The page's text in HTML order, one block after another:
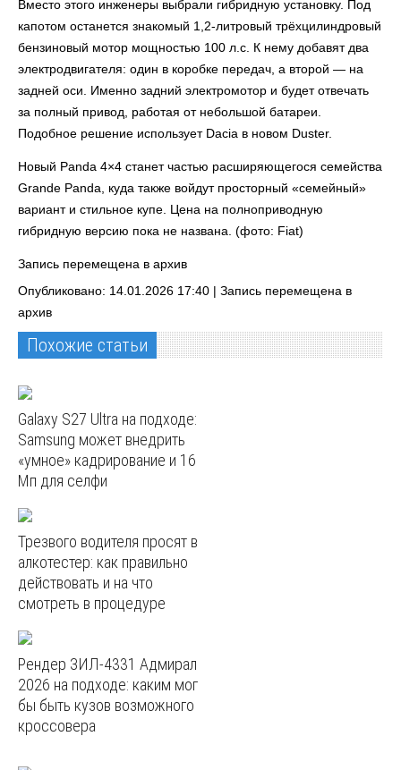
Вместо этого инженеры выбрали гибридную установку. Под
капотом останется знакомый 1,2-литровый трёхцилиндровый
бензиновый мотор мощностью 100 л.с. К нему добавят два
электродвигателя: один в коробке передач, а второй — на
задней оси. Именно задний электромотор и будет отвечать
за полный привод, работая от небольшой батареи.
Подобное решение использует Dacia в новом Duster.
Новый Panda 4×4 станет частью расширяющегося семейства
Grande Panda, куда также войдут просторный «семейный»
вариант и стильное купе. Цена на полноприводную
гибридную версию пока не названа. (фото: Fiat)
Запись перемещена в архив
Опубликовано: 14.01.2026 17:40 | Запись перемещена в
архив
Похожие статьи
Galaxy S27 Ultra на подходе:
Samsung может внедрить
«умное» кадрирование и 16
Мп для селфи
Трезвого водителя просят в
алкотестер: как правильно
действовать и на что
смотреть в процедуре
Рендер ЗИЛ-4331 Адмирал
2026 на подходе: каким мог
бы быть кузов возможного
кроссовера